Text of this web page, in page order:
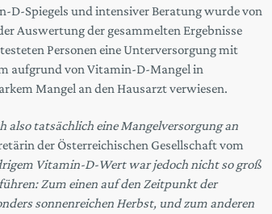
D-Spiegels und intensiver Beratung wurde von
Auswertung der gesammelten Ergebnisse
Personen eine Unterversorgung mit
aufgrund von Vitamin-D-Mangel in
Mangel an den Hausarzt verwiesen.
also tatsächlich eine Mangelversorgung an
der Österreichischen Gesellschaft vom
Vitamin-D-Wert war jedoch nicht so groß
Zum einen auf den Zeitpunkt der
sonnenreichen Herbst, und zum anderen